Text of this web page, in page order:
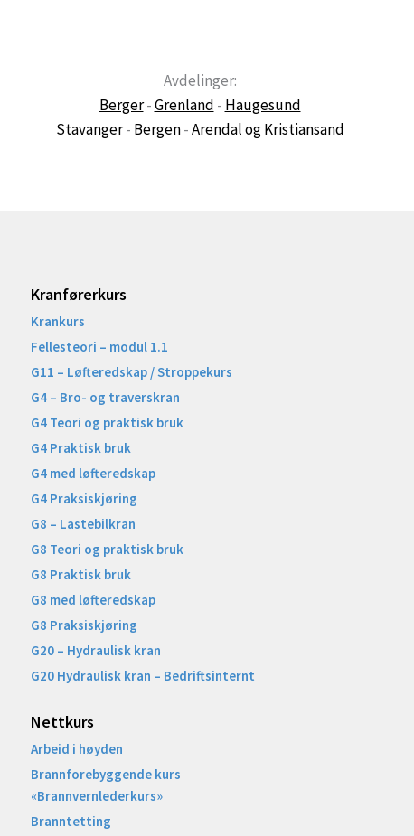
Avdelinger:
Berger-Grenland - Haugesund
Stavanger- Bergen-Arendal og Kristiansand
Kranførerkurs
Krankurs
Fellesteori – modul 1.1
G11 – Løfteredskap / Stroppekurs
G4 – Bro- og traverskran
G4 Teori og praktisk bruk
G4 Praktisk bruk
G4 med løfteredskap
G4 Praksiskjøring
G8 – Lastebilkran
G8 Teori og praktisk bruk
G8 Praktisk bruk
G8 med løfteredskap
G8 Praksiskjøring
G20 – Hydraulisk kran
G20 Hydraulisk kran – Bedriftsinternt
Nettkurs
Arbeid i høyden
Brannforebyggende kurs
«Brannvernlederkurs»
Branntetting